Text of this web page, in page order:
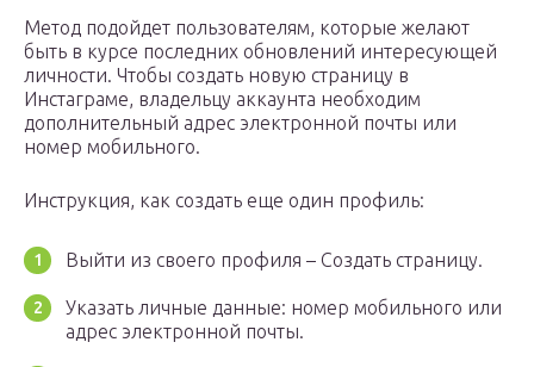
Метод подойдет пользователям, которые желают
быть в курсе последних обновлений интересующей
личности. Чтобы создать новую страницу в
Инстаграме, владельцу аккаунта необходим
дополнительный адрес электронной почты или
номер мобильного.
Инструкция, как создать еще один профиль:
Выйти из своего профиля – Создать страницу.
Указать личные данные: номер мобильного или
адрес электронной почты.